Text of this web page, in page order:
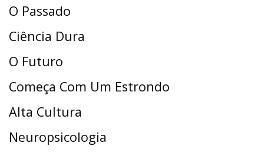
O Passado
Ciência Dura
O Futuro
Começa Com Um Estrondo
Alta Cultura
Neuropsicologia